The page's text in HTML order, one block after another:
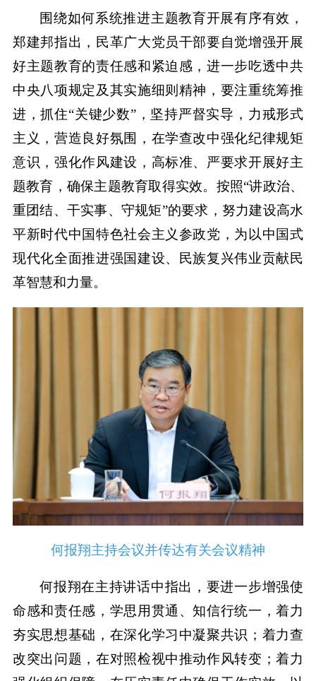
围绕如何系统推进主题教育开展有序有效，
郑建邦指出，民革广大党员干部要自觉增强开展
好主题教育的责任感和紧迫感，进一步吃透中共
中央八项规定及其实施细则精神，要注重统筹推
进，抓住“关键少数”，坚持严督实导，力戒形式
主义，营造良好氛围，在学查改中强化纪律规矩
意识，强化作风建设，高标准、严要求开展好主
题教育，确保主题教育取得实效。按照“讲政治、
重团结、干实事、守规矩”的要求，努力建设高水
平新时代中国特色社会主义参政党，为以中国式
现代化全面推进强国建设、民族复兴伟业贡献民
革智慧和力量。
何报翔主持会议并传达有关会议精神
何报翔在主持讲话中指出，要进一步增强使
命感和责任感，学思用贯通、知信行统一，着力
夯实思想基础，在深化学习中凝聚共识；着力查
改突出问题，在对照检视中推动作风转变；着力